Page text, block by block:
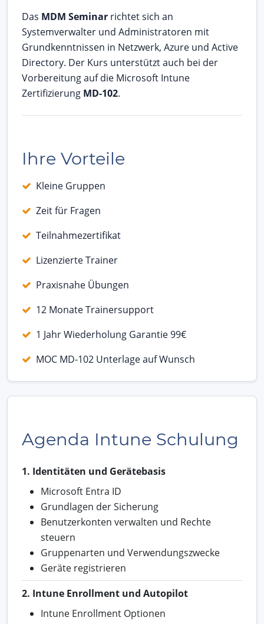
Das MDM Seminar richtet sich an
Systemverwalter und Administratoren mit
Grundkenntnissen in Netzwerk, Azure und Active
Directory. Der Kurs unterstützt auch bei der
Vorbereitung auf die Microsoft Intune
Zertifizierung MD-102.
Ihre Vorteile
Kleine Gruppen
Zeit für Fragen
Teilnahmezertifikat
Lizenzierte Trainer
Praxisnahe Übungen
12 Monate Trainersupport
1 Jahr Wiederholung Garantie 99€
MOC MD-102 Unterlage auf Wunsch
Agenda Intune Schulung
1. Identitäten und Gerätebasis
Microsoft Entra ID
Grundlagen der Sicherung
Benutzerkonten verwalten und Rechte
steuern
Gruppenarten und Verwendungszwecke
Geräte registrieren
2. Intune Enrollment und Autopilot
Intune Enrollment Optionen